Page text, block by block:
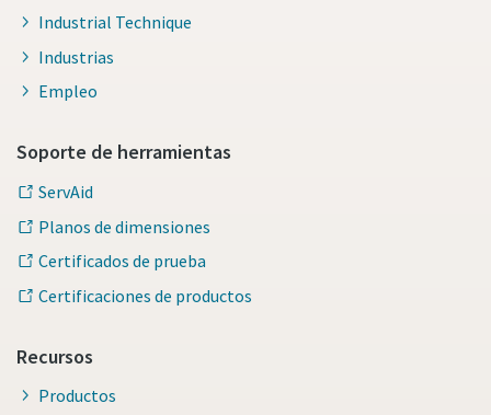
Industrial Technique
Industrias
Empleo
Soporte de herramientas
ServAid
Planos de dimensiones
Certificados de prueba
Certificaciones de productos
Recursos
Productos